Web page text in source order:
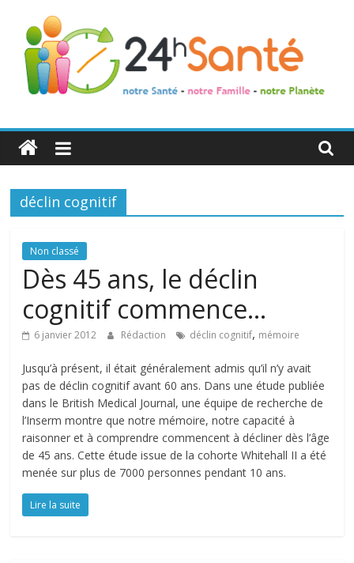
24h
Santé
La
de
toute
famille
déclin cognitif
Non classé
Dès 45 ans, le déclin
cognitif commence…
6 janvier 2012 Rédaction déclin cognitif, mémoire
Jusqu’à présent, il était généralement admis qu’il n’y avait
pas de déclin cognitif avant 60 ans. Dans une étude publiée
dans le British Medical Journal, une équipe de recherche de
l’Inserm montre que notre mémoire, notre capacité à
raisonner et à comprendre commencent à décliner dès l’âge
de 45 ans. Cette étude issue de la cohorte Whitehall II a été
menée sur plus de 7000 personnes pendant 10 ans.
Lire la suite